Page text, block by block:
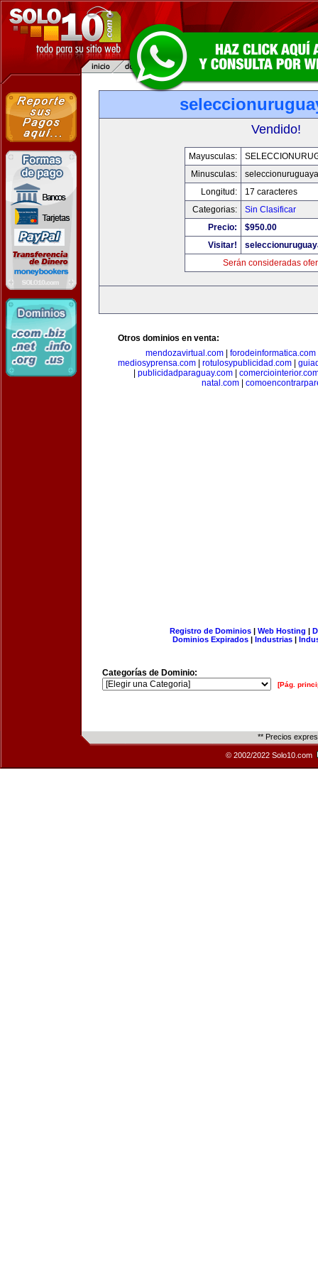
Vendido!
Mayusculas:
Minusculas:
Longitud:
17 caracteres
Categorias:
Sin Clasificar
Precio:
$950.00
Visitar!
Serán consideradas
Otros dominios en venta:
mendozavirtual.com| forodeinformatica.com
mediosyprensa.com
rotulosypublicidad.com
publicidadparaguay.com
natal.com|
Registro de Dominios| Web Hosting |
Dominios Expirados | Industrias |
Categorías de Dominio:
[Pág.
** Precios
© 2002/2022 Solo10.com